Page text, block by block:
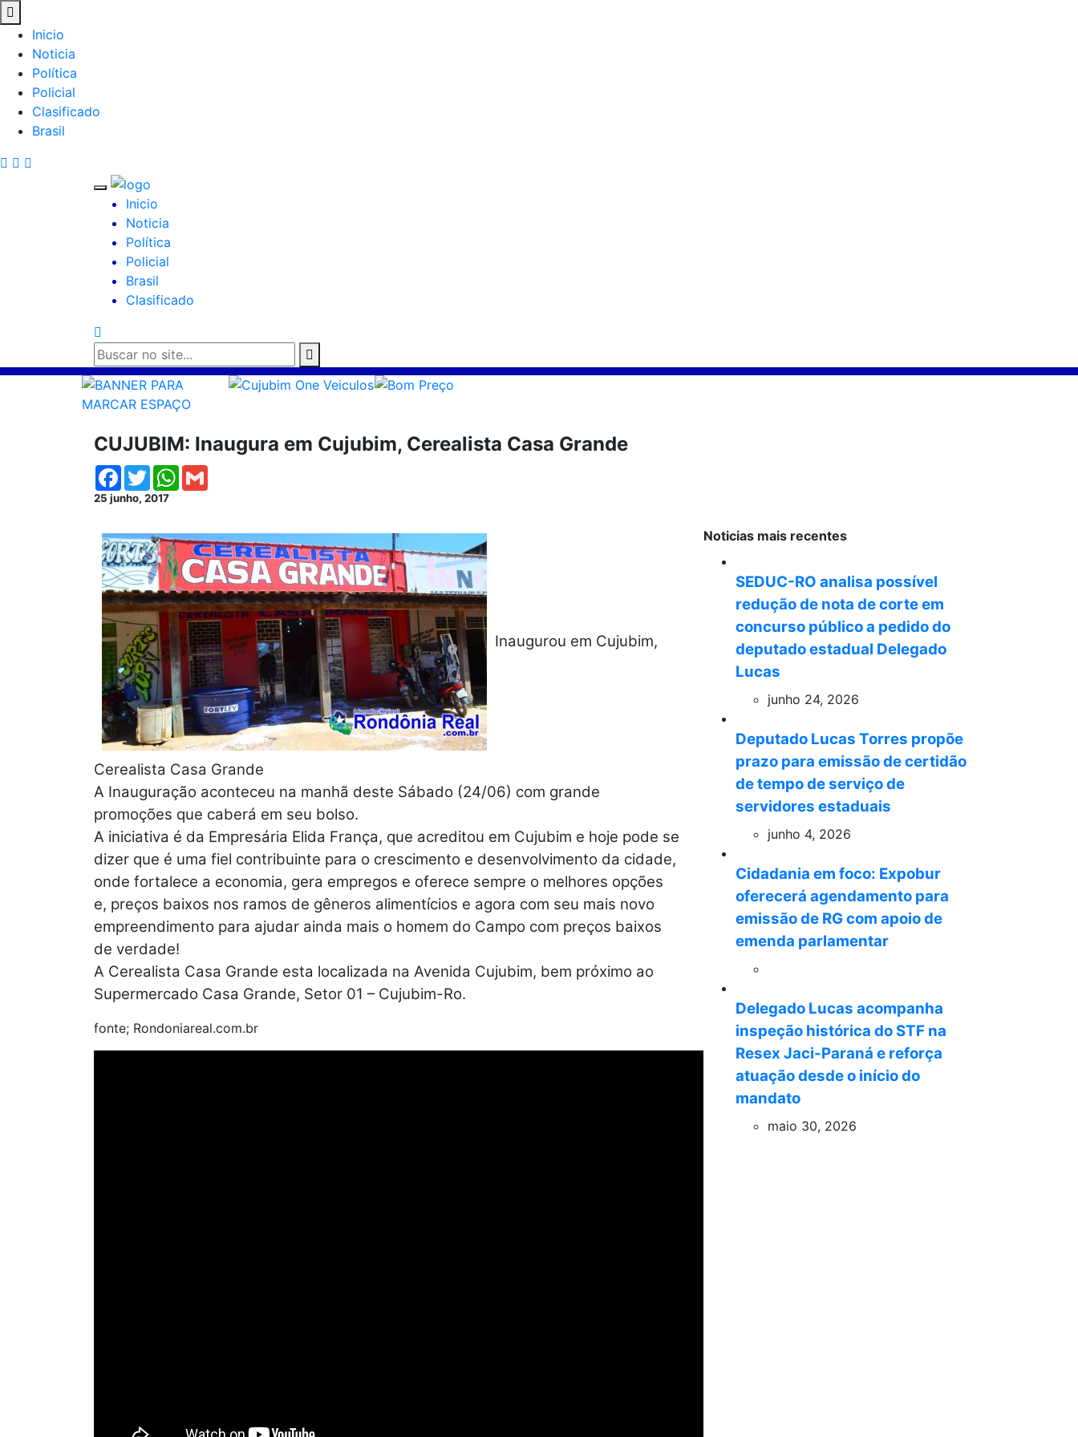
Inicio
Noticia
Política
Policial
Clasificado
Brasil
Inicio
Noticia
Política
Policial
Brasil
Clasificado
CUJUBIM: Inaugura em Cujubim, Cerealista Casa Grande
Facebook
TwitterWhatsApp
25 junho, 2017
Inaugurou em Cujubim,
Cerealista Casa Grande
A Inauguração aconteceu na manhã deste Sábado (24/06) com grande
promoções que caberá em seu bolso.
A iniciativa é da Empresária Elida França, que acreditou em Cujubim e hoje pode se
dizer que é uma fiel contribuinte para o crescimento e desenvolvimento da cidade,
onde fortalece a economia, gera empregos e oferece sempre o melhores opções
e, preços baixos nos ramos de gêneros alimentícios e agora com seu mais novo
empreendimento para ajudar ainda mais o homem do Campo com preços baixos
de verdade!
A Cerealista Casa Grande esta localizada na Avenida Cujubim, bem próximo ao
Supermercado Casa Grande, Setor 01 – Cujubim-Ro.
fonte; Rondoniareal.com.br
Noticias mais recentes
SEDUC-RO analisa possível
redução de nota de corte em
concurso público a pedido do
deputado estadual Delegado
Lucas
junho 24, 2026
Deputado Lucas Torres propõe
prazo para emissão de certidão
de tempo de serviço de
servidores estaduais
junho 4, 2026
Cidadania em foco: Expobur
oferecerá agendamento para
emissão de RG com apoio de
emenda parlamentar
Delegado Lucas acompanha
inspeção histórica do STF na
Resex Jaci-Paraná e reforça
atuação desde o início do
mandato
maio 30, 2026